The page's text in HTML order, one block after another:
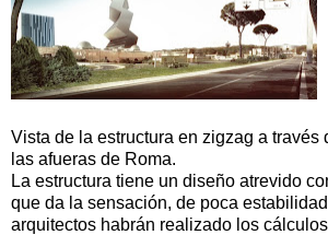
Vista de la estructura en zigzag a través
las afueras de Roma.
La estructura tiene un diseño atrevido
que da la sensación, de poca
arquitectos habrán realizado los